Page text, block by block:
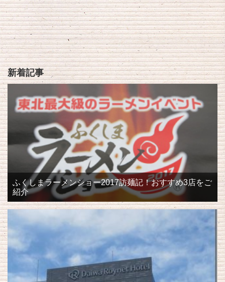
新着記事
ふくしまラーメンショー2017訪麺記！おすすめ3店をご
紹介